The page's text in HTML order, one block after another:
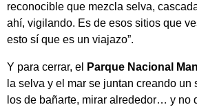
reconocible que mezcla selva,
ahí, vigilando. Es de esos sitios que
esto sí que es un viajazo”.
Y para cerrar, el Parque Nacional
la selva y el mar se juntan creando un
los de bañarte, mirar alrededor… y no